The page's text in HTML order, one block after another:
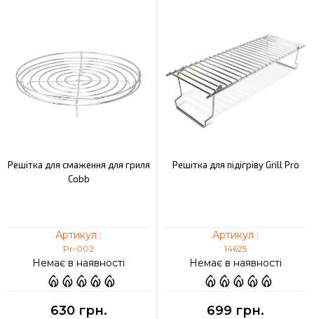
Решітка для смаження для гриля
Cobb
Артикул :
Pr-002
Немає в наявності
630 грн.
Решітка для підігріву Grill Pro
Артикул :
14625
Немає в наявності
699 грн.